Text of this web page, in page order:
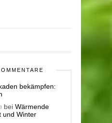
bekämpfen:
bei Wärmende
und Winter